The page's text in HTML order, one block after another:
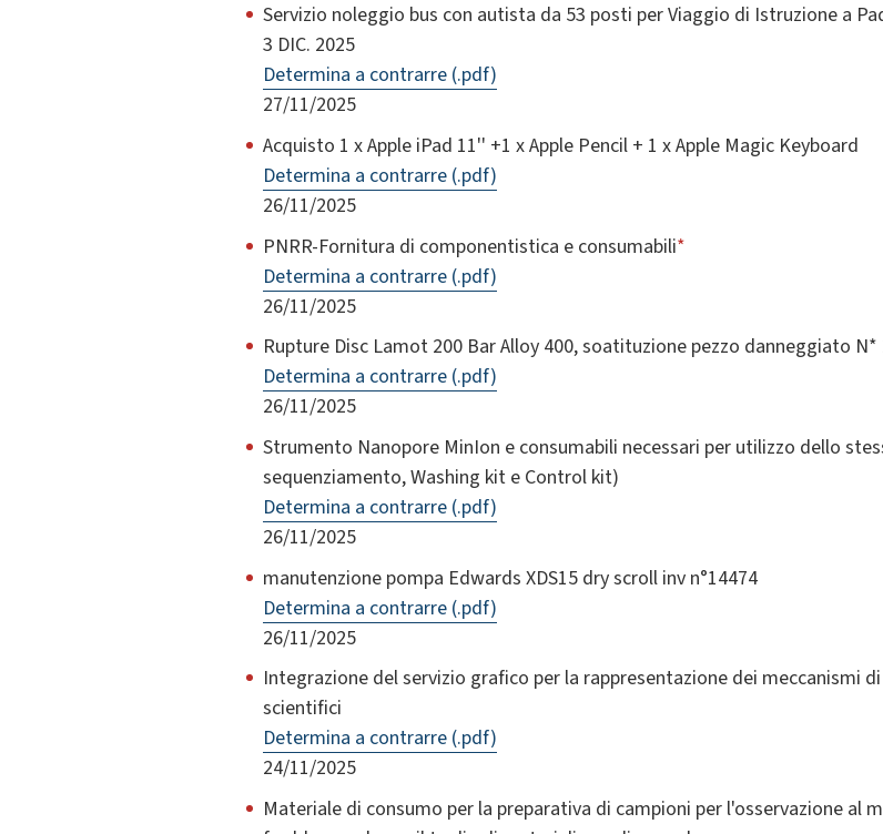
Servizio noleggio bus con autista da 53 posti per Viaggio di Istruzione a
3 DIC. 2025
Determina a contrarre (.pdf)
27/11/2025
Acquisto 1 x Apple iPad 11'' +1 x Apple Pencil + 1 x Apple Magic Keyboard
Determina a contrarre (.pdf)
26/11/2025
PNRR-Fornitura di componentistica e consumabili*
Determina a contrarre (.pdf)
26/11/2025
Rupture Disc Lamot 200 Bar Alloy 400, soatituzione pezzo danneggiato N*
Determina a contrarre (.pdf)
26/11/2025
Strumento Nanopore MinIon e consumabili necessari per utilizzo dello
sequenziamento, Washing kit e Control kit)
Determina a contrarre (.pdf)
26/11/2025
manutenzione pompa Edwards XDS15 dry scroll inv n°14474
Determina a contrarre (.pdf)
26/11/2025
Integrazione del servizio grafico per la rappresentazione dei meccanismi
scientifici
Determina a contrarre (.pdf)
24/11/2025
Materiale di consumo per la preparativa di campioni per l'osservazione al